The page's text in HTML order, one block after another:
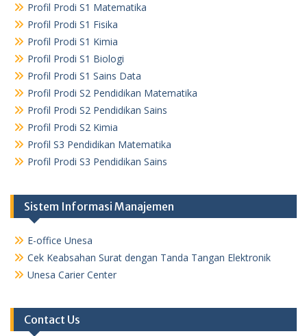
Profil Prodi S1 Matematika
Profil Prodi S1 Fisika
Profil Prodi S1 Kimia
Profil Prodi S1 Biologi
Profil Prodi S1 Sains Data
Profil Prodi S2 Pendidikan Matematika
Profil Prodi S2 Pendidikan Sains
Profil Prodi S2 Kimia
Profil S3 Pendidikan Matematika
Profil Prodi S3 Pendidikan Sains
Sistem Informasi Manajemen
E-office Unesa
Cek Keabsahan Surat dengan Tanda Tangan Elektronik
Unesa Carier Center
Contact Us